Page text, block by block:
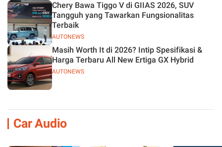
AUTONEWS
Chery Bawa Tiggo V di GIIAS 2026, SUV
Tangguh yang Tawarkan Fungsionalitas
Terbaik
AUTONEWS
Masih Worth It di 2026? Intip Spesifikasi &
Harga Terbaru All New Ertiga GX Hybrid
Car Audio